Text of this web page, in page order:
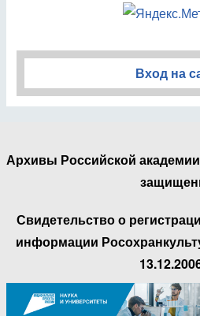
Вход на
Архивы Российской
Свидетельство о
информации